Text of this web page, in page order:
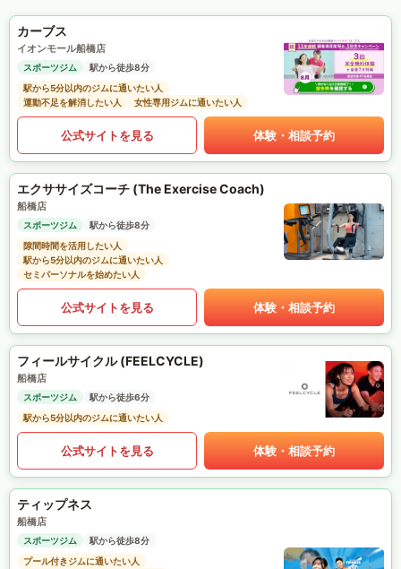
カーブス
イオンモール船橋店
スポーツジム
駅から徒歩8分
駅から5分以内のジムに通いたい人
運動不足を解消したい人
女性専用ジムに通いたい人
公式サイトを見る 体験・相談予約
エクササイズコーチ (The Exercise Coach)
船橋店
スポーツジム
駅から徒歩8分
隙間時間を活用したい人
駅から5分以内のジムに通いたい人
セミパーソナルを始めたい人
公式サイトを見る 体験・相談予約
フィールサイクル (FEELCYCLE)
船橋店
スポーツジム
駅から徒歩6分
駅から5分以内のジムに通いたい人
公式サイトを見る 体験・相談予約
ティップネス
船橋店
スポーツジム
駅から徒歩8分
プール付きジムに通いたい人